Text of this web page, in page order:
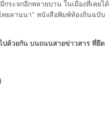
ระจกอีกหลายบาน ในเมืองที่เคยได้
ทยลานนา” หนังสือพิมพ์ท้องถิ่นฉบับ
ปด้วยกัน บนถนนสายข่าวสาร ที่ยึด